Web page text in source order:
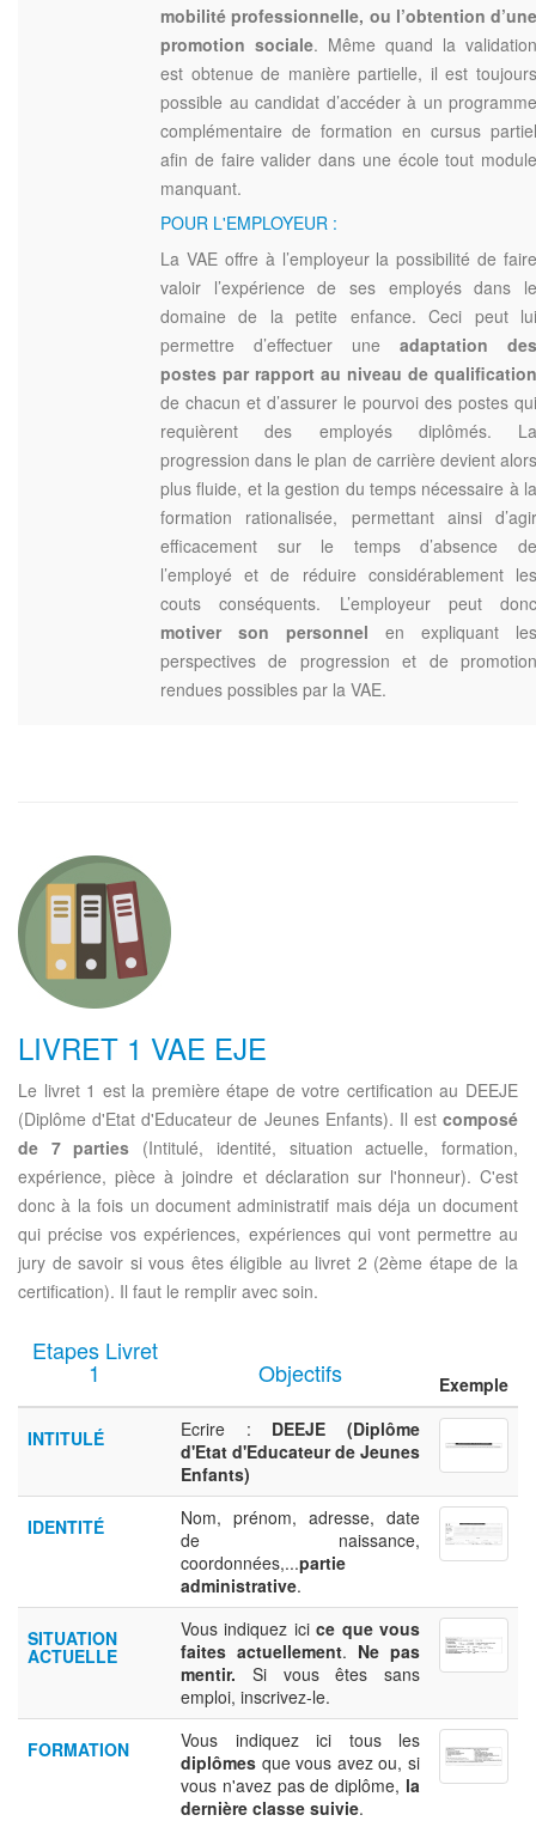
mobilité professionnelle, ou l’obtention d’une
promotion sociale. Même quand la validation
est obtenue de manière partielle, il est toujours
possible au candidat d’accéder à un programme
complémentaire de formation en cursus partiel
afin de faire valider dans une école tout module
manquant.
POUR L'EMPLOYEUR :
La VAE offre à l’employeur la possibilité de faire
valoir l’expérience de ses employés dans le
domaine de la petite enfance. Ceci peut lui
permettre d’effectuer une adaptation des
postes par rapport au niveau de qualification
de chacun et d’assurer le pourvoi des postes qui
requièrent des employés diplômés. La
progression dans le plan de carrière devient alors
plus fluide, et la gestion du temps nécessaire à la
formation rationalisée, permettant ainsi d’agir
efficacement sur le temps d’absence de
l’employé et de réduire considérablement les
couts conséquents. L’employeur peut donc
motiver son personnel en expliquant les
perspectives de progression et de promotion
rendues possibles par la VAE.
LIVRET 1 VAE EJE
Le livret 1 est la première étape de votre certification au DEEJE
(Diplôme d'Etat d'Educateur de Jeunes Enfants). Il est composé
de 7 parties (Intitulé, identité, situation actuelle, formation,
expérience, pièce à joindre et déclaration sur l'honneur). C'est
donc à la fois un document administratif mais déja un document
qui précise vos expériences, expériences qui vont permettre au
jury de savoir si vous êtes éligible au livret 2 (2ème étape de la
certification). Il faut le remplir avec soin.
Etapes Livret
1 Objectifs Exemple
INTITULÉ Ecrire : DEEJE (Diplôme
d'Etat d'Educateur de Jeunes
Enfants)
IDENTITÉ
Nom, prénom, adresse, date
de naissance,
coordonnées,...partie
administrative.
SITUATION
ACTUELLE
Vous indiquez icice que vous
faites actuellement. Ne pas
mentir. Si vous êtes sans
emploi, inscrivez-le.
FORMATION
Vous indiquez ici tous les
diplômes que vous avez ou, si
vous n'avez pas de diplôme, la
dernière classe suivie.